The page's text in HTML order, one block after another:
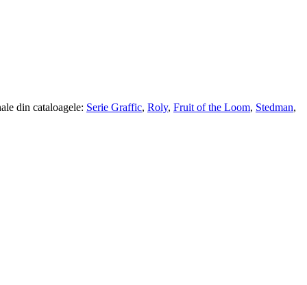
din cataloagele: Serie Graffic, Roly, Fruit of the Loom, Stedman,